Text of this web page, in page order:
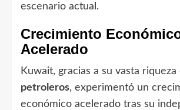
escenario actual.
Crecimiento
Acelerado
Kuwait, gracias a su vasta riqueza
petroleros, experimentó un
económico acelerado tras su